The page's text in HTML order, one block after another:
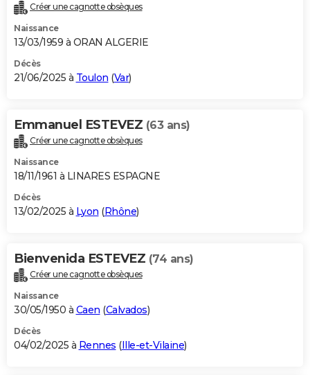
Créer une cagnotte obsèques
Naissance
13/03/1959 à ORAN ALGERIE
Décès
21/06/2025 à Toulon (Var)
Emmanuel ESTEVEZ (63 ans)
Créer une cagnotte obsèques
Naissance
18/11/1961 à LINARES ESPAGNE
Décès
13/02/2025 à Lyon (Rhône)
Bienvenida ESTEVEZ (74 ans)
Créer une cagnotte obsèques
Naissance
30/05/1950 à Caen (Calvados)
Décès
04/02/2025 à Rennes (Ille-et-Vilaine)